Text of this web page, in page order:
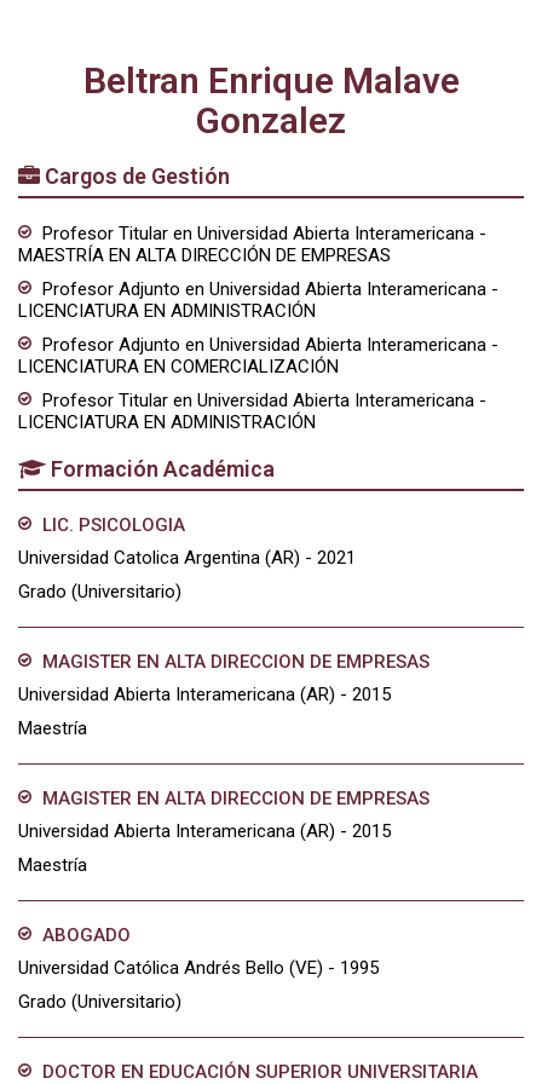
Beltran Enrique Malave
Gonzalez
Cargos de Gestión
Profesor Titular en Universidad Abierta Interamericana -
MAESTRÍA EN ALTA DIRECCIÓN DE EMPRESAS
Profesor Adjunto en Universidad Abierta Interamericana -
LICENCIATURA EN ADMINISTRACIÓN
Profesor Adjunto en Universidad Abierta Interamericana -
LICENCIATURA EN COMERCIALIZACIÓN
Profesor Titular en Universidad Abierta Interamericana -
LICENCIATURA EN ADMINISTRACIÓN
Formación Académica
LIC. PSICOLOGIA
Universidad Catolica Argentina (AR) - 2021
Grado (Universitario)
MAGISTER EN ALTA DIRECCION DE EMPRESAS
Universidad Abierta Interamericana (AR) - 2015
Maestría
MAGISTER EN ALTA DIRECCION DE EMPRESAS
Universidad Abierta Interamericana (AR) - 2015
Maestría
ABOGADO
Universidad Católica Andrés Bello (VE) - 1995
Grado (Universitario)
DOCTOR EN EDUCACIÓN SUPERIOR UNIVERSITARIA